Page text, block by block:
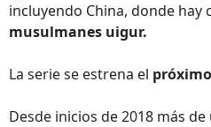
incluyendo China, donde hay
musulmanes uigur.
La serie se estrena el
Desde inicios de 2018 más